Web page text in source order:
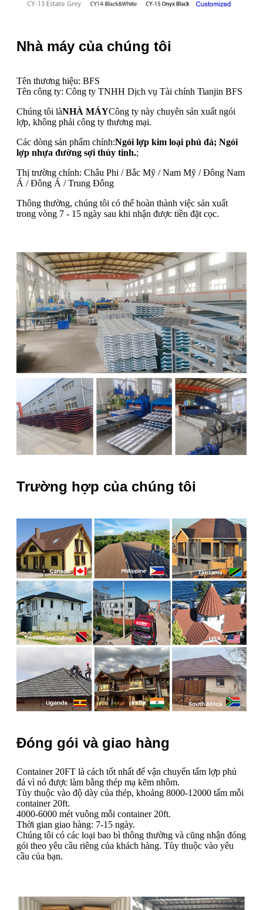
Nhà máy của chúng tôi
Tên thương hiệu: BFS
Tên công ty: Công ty TNHH Dịch vụ Tài chính Tianjin BFS
Chúng tôi làNHÀ MÁYCông ty này chuyên sản xuất ngói
lợp, không phải công ty thương mại.
Các dòng sản phẩm chính:Ngói lợp kim loại phủ đá; Ngói
lợp nhựa đường sợi thủy tinh.;
Thị trường chính: Châu Phi / Bắc Mỹ / Nam Mỹ / Đông Nam
Á / Đông Á / Trung Đông
Thông thường, chúng tôi có thể hoàn thành việc sản xuất
trong vòng 7 - 15 ngày sau khi nhận được tiền đặt cọc.
Trường hợp của chúng tôi
Đóng gói và giao hàng
Container 20FT là cách tốt nhất để vận chuyển tấm lợp phủ
đá vì nó được làm bằng thép mạ kẽm nhôm.
Tùy thuộc vào độ dày của thép, khoảng 8000-12000 tấm mỗi
container 20ft.
4000-6000 mét vuông mỗi container 20ft.
Thời gian giao hàng: 7-15 ngày.
Chúng tôi có các loại bao bì thông thường và cũng nhận đóng
gói theo yêu cầu riêng của khách hàng. Tùy thuộc vào yêu
cầu của bạn.